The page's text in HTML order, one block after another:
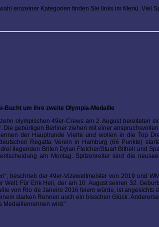
einzelner Kategorien finden Sie links im Menü. Viel
Bucht um ihre zweite Olympia-Medaille
olympischen 49er-Crews am 2. August bereiteten
gebürtigen Berliner ziehen mit einer
der Hauptrunde Vierte und wollen in die Top
Regatta Verein in Hamburg (66 Punkte)
liegenden Briten Dylan Fletcher/Stuart Bithell und
am Montag. Spitzenreiter sind die
beschrieb der 49er-Vizeweltmeister von 2019 und
Für Erik Heil, der am 10. August seinen 32.
von Rio de Janeiro 2016 feiern würde, ist angesichts
starken Rennen auch ein bisschen Glück.
Medaillenrennen wird.“